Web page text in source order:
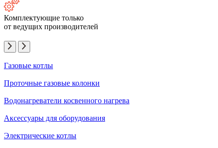
Комплектующие только
от ведущих производителей
Газовые котлы
Проточные газовые колонки
Водонагреватели косвенного нагрева
Аксессуары для оборудования
Электрические котлы